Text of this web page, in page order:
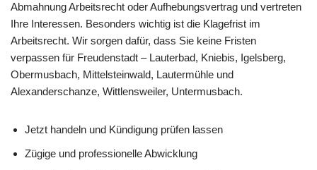
Abmahnung Arbeitsrecht oder Aufhebungsvertrag und vertreten
Ihre Interessen. Besonders wichtig ist die Klagefrist im
Arbeitsrecht. Wir sorgen dafür, dass Sie keine Fristen
verpassen für Freudenstadt – Lauterbad, Kniebis, Igelsberg,
Obermusbach, Mittelsteinwald, Lautermühle und
Alexanderschanze, Wittlensweiler, Untermusbach.
Jetzt handeln und Kündigung prüfen lassen
Zügige und professionelle Abwicklung